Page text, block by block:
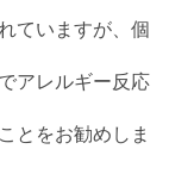
ていますが、個
アレルギー反応
とをお勧めしま